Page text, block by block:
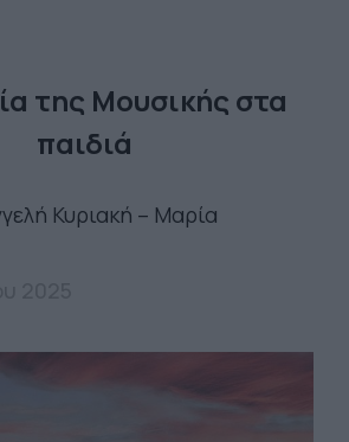
της Μουσικής στα
παιδιά
Κυριακή – Μαρία